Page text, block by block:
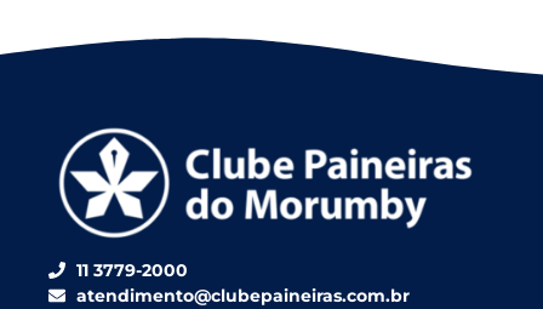
11 3779-2000
atendimento@clubepaineiras.com.br